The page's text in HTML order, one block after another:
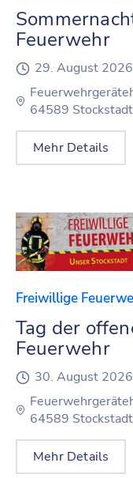
Feuerwehr
29. August
64589
Mehr Details
Freiwillige
Tag der
Feuerwehr
30. August
64589
Mehr Details